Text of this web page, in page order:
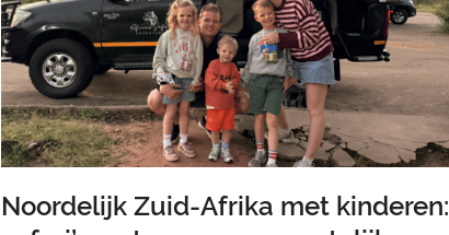
Noordelijk Zuid-Afrika met kinderen: